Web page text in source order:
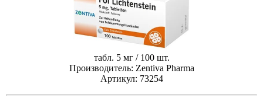
табл. 5 мг / 100 шт.
Производитель: Zentiva Pharma
Артикул: 73254